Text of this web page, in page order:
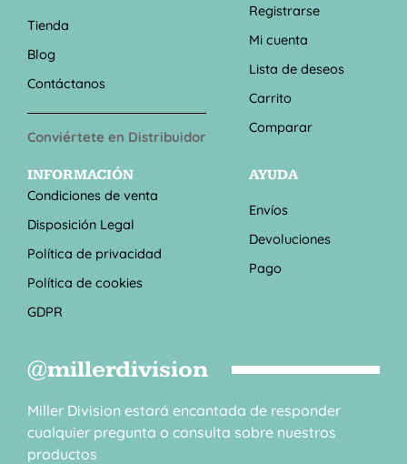
Tienda
Blog
Contáctanos
Conviértete en Distribuidor
Registrarse
Mi cuenta
Lista de deseos
Carrito
Comparar
INFORMACIÓN
Condiciones de venta
Disposición Legal
Política de privacidad
Política de cookies
GDPR
AYUDA
Envíos
Devoluciones
Pago
@millerdivision
Miller Division estará encantada de responder
cualquier pregunta o consulta sobre nuestros
productos